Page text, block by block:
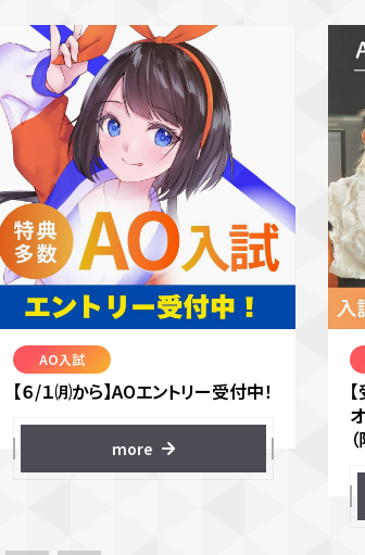
AO入試
【６/１㈪から】AOエントリー受付中！
more